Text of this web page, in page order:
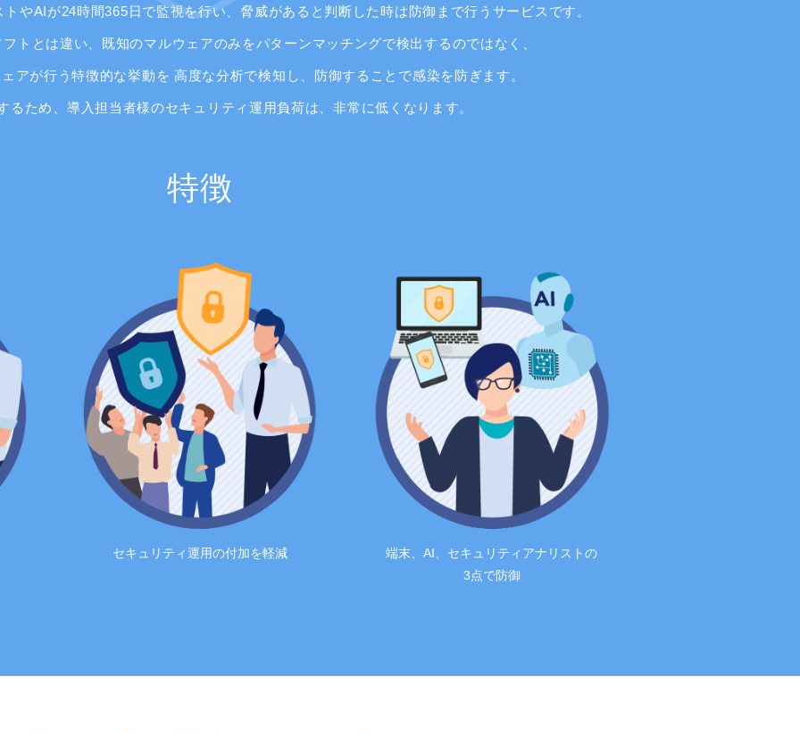
やAIが24時間365日で監視を行い、脅威があると判断した時は防御まで行うサービスです。
トとは違い、既知のマルウェアのみをパターンマッチングで検出するのではなく、
アが行う特徴的な挙動を 高度な分析で検知し、防御することで感染を防ぎます。
るため、導入担当者様のセキュリティ運用負荷は、非常に低くなります。
特徴
セキュリティ運用の付加を軽減
端末、AI、セキュリティアナリストの
3点で防御